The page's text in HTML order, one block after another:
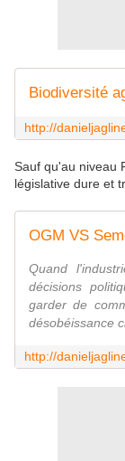
Sauf qu'au niveau
législative dure et
Quand
décisions
garder de
désobéissance